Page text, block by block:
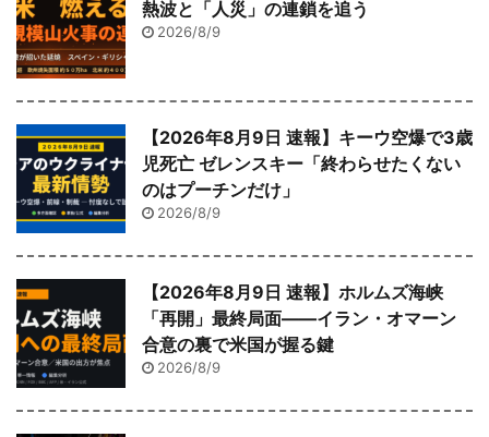
熱波と「人災」の連鎖を追う
2026/8/9
【2026年8月9日 速報】キーウ空爆で3歳
児死亡 ゼレンスキー「終わらせたくない
のはプーチンだけ」
2026/8/9
【2026年8月9日 速報】ホルムズ海峡
「再開」最終局面――イラン・オマーン
合意の裏で米国が握る鍵
2026/8/9